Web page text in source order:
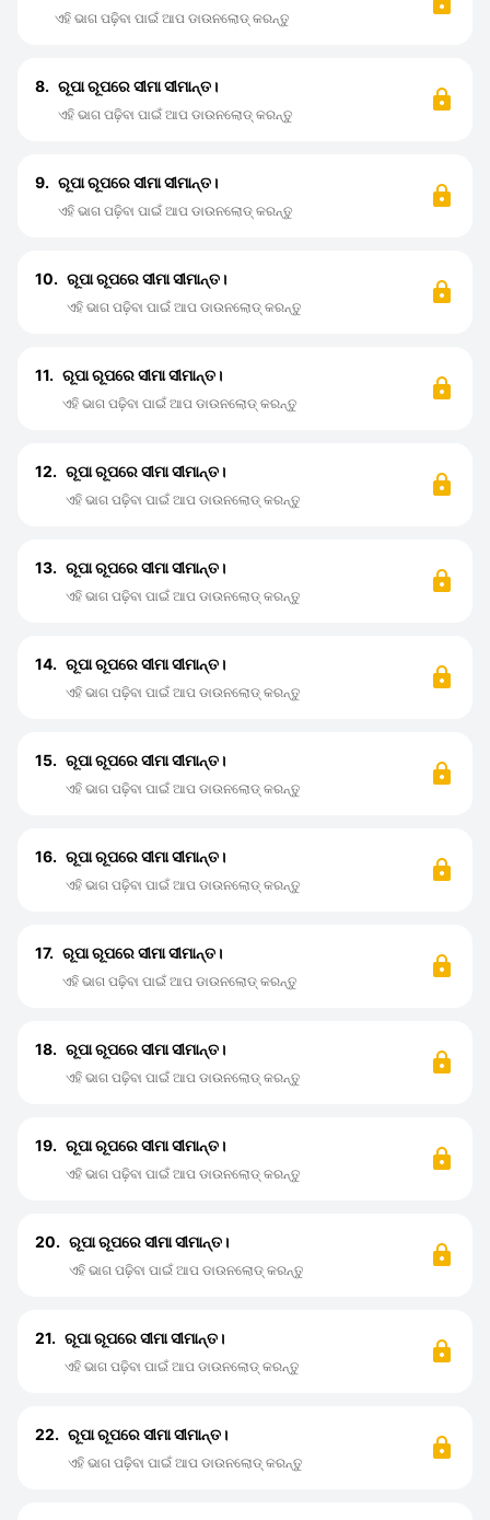
ଏହି ଭାଗ ପଢ଼ିବା ପାଇଁ ଆପ ଡାଉନଲୋଡ୍ କରନ୍ତୁ
8. ରୂପା ରୂପରେ ସୀମା ସୀମାନ୍ତ।
ଏହି ଭାଗ ପଢ଼ିବା ପାଇଁ ଆପ ଡାଉନଲୋଡ୍ କରନ୍ତୁ
9. ରୂପା ରୂପରେ ସୀମା ସୀମାନ୍ତ।
ଏହି ଭାଗ ପଢ଼ିବା ପାଇଁ ଆପ ଡାଉନଲୋଡ୍ କରନ୍ତୁ
10. ରୂପା ରୂପରେ ସୀମା ସୀମାନ୍ତ।
ଏହି ଭାଗ ପଢ଼ିବା ପାଇଁ ଆପ ଡାଉନଲୋଡ୍ କରନ୍ତୁ
11. ରୂପା ରୂପରେ ସୀମା ସୀମାନ୍ତ।
ଏହି ଭାଗ ପଢ଼ିବା ପାଇଁ ଆପ ଡାଉନଲୋଡ୍ କରନ୍ତୁ
12. ରୂପା ରୂପରେ ସୀମା ସୀମାନ୍ତ।
ଏହି ଭାଗ ପଢ଼ିବା ପାଇଁ ଆପ ଡାଉନଲୋଡ୍ କରନ୍ତୁ
13. ରୂପା ରୂପରେ ସୀମା ସୀମାନ୍ତ।
ଏହି ଭାଗ ପଢ଼ିବା ପାଇଁ ଆପ ଡାଉନଲୋଡ୍ କରନ୍ତୁ
14. ରୂପା ରୂପରେ ସୀମା ସୀମାନ୍ତ।
ଏହି ଭାଗ ପଢ଼ିବା ପାଇଁ ଆପ ଡାଉନଲୋଡ୍ କରନ୍ତୁ
15. ରୂପା ରୂପରେ ସୀମା ସୀମାନ୍ତ।
ଏହି ଭାଗ ପଢ଼ିବା ପାଇଁ ଆପ ଡାଉନଲୋଡ୍ କରନ୍ତୁ
16. ରୂପା ରୂପରେ ସୀମା ସୀମାନ୍ତ।
ଏହି ଭାଗ ପଢ଼ିବା ପାଇଁ ଆପ ଡାଉନଲୋଡ୍ କରନ୍ତୁ
17. ରୂପା ରୂପରେ ସୀମା ସୀମାନ୍ତ।
ଏହି ଭାଗ ପଢ଼ିବା ପାଇଁ ଆପ ଡାଉନଲୋଡ୍ କରନ୍ତୁ
18. ରୂପା ରୂପରେ ସୀମା ସୀମାନ୍ତ।
ଏହି ଭାଗ ପଢ଼ିବା ପାଇଁ ଆପ ଡାଉନଲୋଡ୍ କରନ୍ତୁ
19. ରୂପା ରୂପରେ ସୀମା ସୀମାନ୍ତ।
ଏହି ଭାଗ ପଢ଼ିବା ପାଇଁ ଆପ ଡାଉନଲୋଡ୍ କରନ୍ତୁ
20. ରୂପା ରୂପରେ ସୀମା ସୀମାନ୍ତ।
ଏହି ଭାଗ ପଢ଼ିବା ପାଇଁ ଆପ ଡାଉନଲୋଡ୍ କରନ୍ତୁ
21. ରୂପା ରୂପରେ ସୀମା ସୀମାନ୍ତ।
ଏହି ଭାଗ ପଢ଼ିବା ପାଇଁ ଆପ ଡାଉନଲୋଡ୍ କରନ୍ତୁ
22. ରୂପା ରୂପରେ ସୀମା ସୀମାନ୍ତ।
ଏହି ଭାଗ ପଢ଼ିବା ପାଇଁ ଆପ ଡାଉନଲୋଡ୍ କରନ୍ତୁ